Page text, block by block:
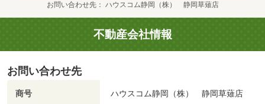
お問い合わせ先 ハウスコム静岡（株） 静岡草薙店
不動産会社情報
お問い合わせ先
商号 ハウスコム静岡（株） 静岡草薙店